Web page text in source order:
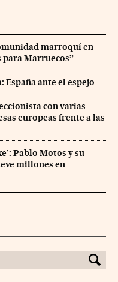
marroquí en
para Marruecos”
ante el espejo
con varias
europeas frente a las
Pablo Motos y su
millones en